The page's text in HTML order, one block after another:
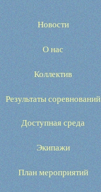
Новости
О нас
Коллектив
Результаты соревнований
Доступная среда
Экипажи
План мероприятий